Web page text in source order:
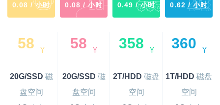
0.08 / 小时
58 ¥
20G/SSD 磁
盘空间
0.08 / 小时
58 ¥
20G/SSD 磁
盘空间
0.49 / 小时
358 ¥
2T/HDD 磁盘
空间
0.62 / 小时
360 ¥
1T/HDD 磁盘
空间